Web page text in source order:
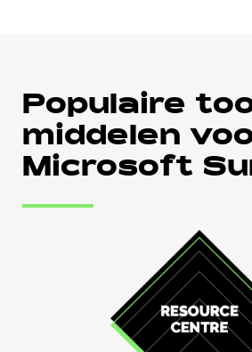
Populaire
middelen
Microsoft